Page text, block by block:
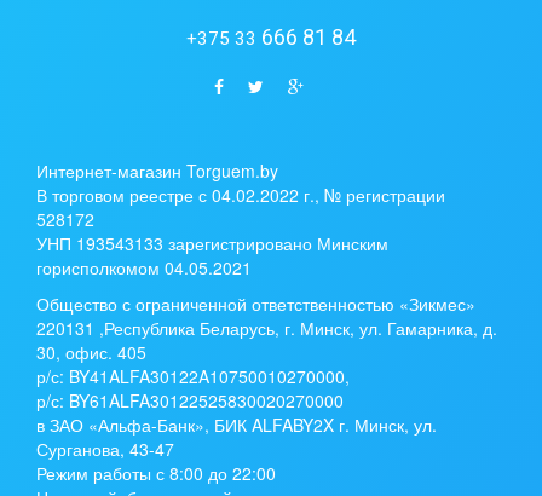
+375 33 666 81 84
Интернет-магазин Torguem.by
В торговом реестре с 04.02.2022 г., № регистрации
528172
УНП 193543133 зарегистрировано Минским
горисполкомом 04.05.2021
Общество с ограниченной ответственностью «Зикмес»
220131 ,Республика Беларусь, г. Минск, ул. Гамарника, д.
30, офис. 405
р/с: BY41ALFA30122A10750010270000,
р/с: BY61ALFA30122525830020270000
в ЗАО «Альфа-Банк», БИК ALFABY2X г. Минск, ул.
Сурганова, 43-47
Режим работы с 8:00 до 22:00